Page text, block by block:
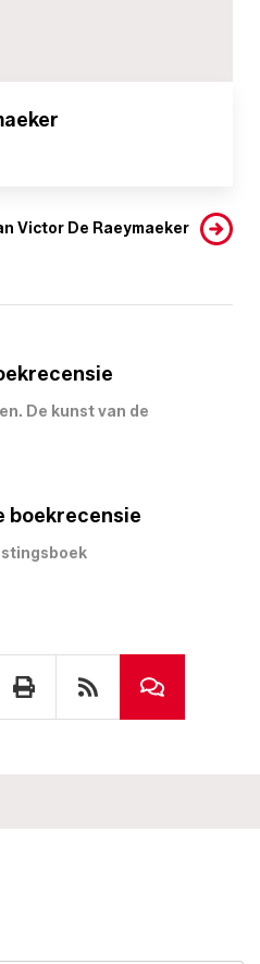
Victor De Raeymaeker
De kunst van de
boekrecensie